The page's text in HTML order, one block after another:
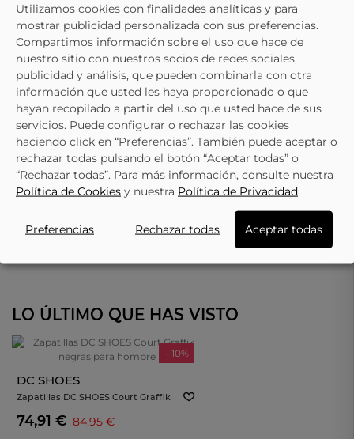
LO ÚLTIMO QUE HAS VISTO
- 10%
DC SHOES
Zapatillas DC SHOES Court Graffik
Negras Para Hombre
74,91 € 84,95 €
Utilizamos cookies con finalidades analíticas y para
mostrar publicidad personalizada con sus preferencias.
Compartimos información sobre el uso que hace de
nuestro sitio con nuestros socios de redes sociales,
publicidad y análisis, que pueden combinarla con otra
información que usted les haya proporcionado o que
hayan recopilado a partir del uso que usted hace de sus
servicios. Puede configurar o rechazar las cookies
haciendo click en “Preferencias”. También puede aceptar o
rechazar todas pulsando el botón “Aceptar todas” o
“Rechazar todas”. Para más información, consulte nuestra
Política de Cookies y nuestra Política de Privacidad.
Preferencias Rechazar todas Aceptar todas